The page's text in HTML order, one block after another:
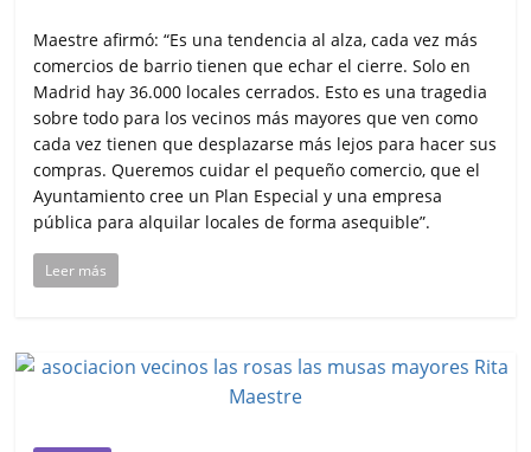
Maestre afirmó: “Es una tendencia al alza, cada vez más
comercios de barrio tienen que echar el cierre. Solo en
Madrid hay 36.000 locales cerrados. Esto es una tragedia
sobre todo para los vecinos más mayores que ven como
cada vez tienen que desplazarse más lejos para hacer sus
compras. Queremos cuidar el pequeño comercio, que el
Ayuntamiento cree un Plan Especial y una empresa
pública para alquilar locales de forma asequible”.
Leer más